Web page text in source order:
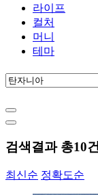
라이프
컬처
머니
테마
검색결과 총10건
최신순 정확도순